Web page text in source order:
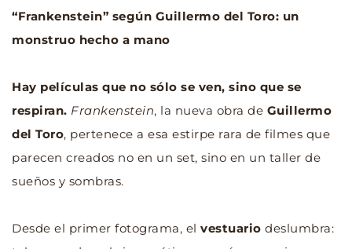
“Frankenstein” según Guillermo del Toro: un
monstruo hecho a mano
Hay películas que no sólo se ven, sino que se
respiran. Frankenstein, la nueva obra de Guillermo
del Toro, pertenece a esa estirpe rara de filmes que
parecen creados no en un set, sino en un taller de
sueños y sombras.
Desde el primer fotograma, el vestuario deslumbra: